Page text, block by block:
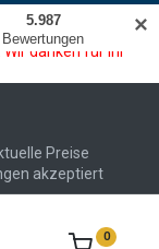
In der
Krypto oder
danken für Ihr
Preise
akzeptiert
0
✕